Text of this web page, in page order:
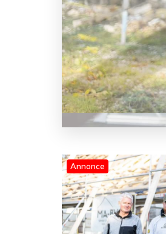
Annonce